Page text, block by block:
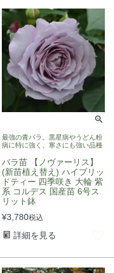
最強の青バラ。黒星病やうどん粉
病に特に強く、寒さにも強い品種
バラ苗 【ノヴァーリス】
(新苗植え替え) ハイブリッ
ドティー 四季咲き 大輪 紫
系 コルデス 国産苗 6号ス
リット鉢
¥3,780税込
詳細を見る